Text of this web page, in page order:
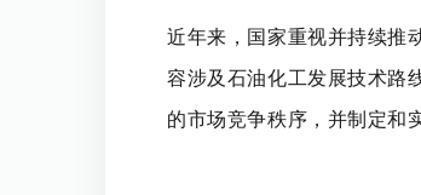
近年来，国家重视并持续推
容涉及石油化工发展技术路
的市场竞争秩序，并制定和